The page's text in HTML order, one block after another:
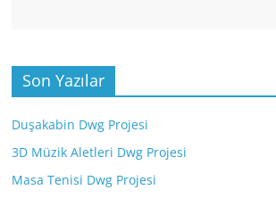
Son Yazılar
Duşakabin Dwg Projesi
3D Müzik Aletleri Dwg Projesi
Masa Tenisi Dwg Projesi